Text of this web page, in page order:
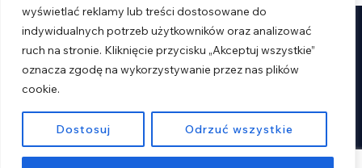
wyświetlać reklamy lub treści dostosowane do
indywidualnych potrzeb użytkowników oraz analizować
ruch na stronie. Kliknięcie przycisku „Akceptuj wszystkie”
oznacza zgodę na wykorzystywanie przez nas plików
cookie.
Dostosuj Odrzuć wszystkie
Realizacja:Verseo.pl
Regulamin
© 2026 Destrier